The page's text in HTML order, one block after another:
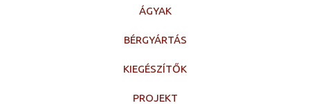
ÁGYAK
BÉRGYÁRTÁS
KIEGÉSZÍTŐK
PROJEKT